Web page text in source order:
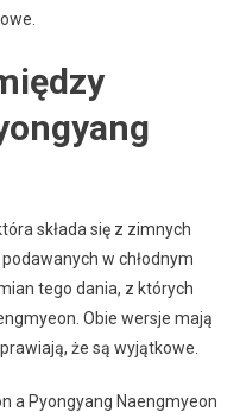
składa się z zimnych
w chłodnym
tego dania, z których
Obie wersje mają
że są wyjątkowe.
a Pyongyang Naengmyeon